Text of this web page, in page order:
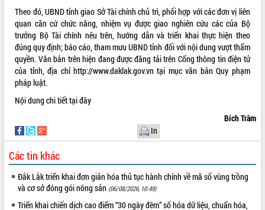
VIDEO
Không có file video nào để phát.
ALBUM ẢNH
Theo đó, UBND tỉnh giao Sở Tài chính chủ trì, phối hợp với các đơn vị liên
quan căn cứ chức năng, nhiệm vụ được giao nghiên cứu các của Bộ
trưởng Bộ Tài chính nêu trên, hướng dẫn và triển khai thực hiện theo
đúng quy định; báo cáo, tham mưu UBND tỉnh đối với nội dung vượt thẩm
quyền. Văn bản trên hiện đang được đăng tải trên Cổng thông tin điện tử
của tỉnh, địa chỉhttp://www.daklak.gov.vn tại mục văn bản Quy phạm
pháp luật.
Nội dung chi tiếttại đây
Bích Trâm
In
Các tin khác
Đắk Lắk triển khai đơn giản hóa thủ tục hành chính về mã số vùng trồng
và cơ sở đóng gói nông sản (06/08/2026, 10:49)
Triển khai chiến dịch cao điểm “30 ngày đêm” số hóa dữ liệu, chuẩn hóa,